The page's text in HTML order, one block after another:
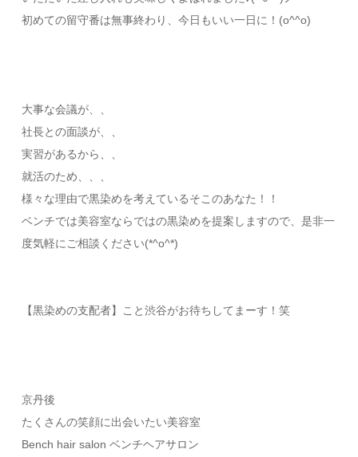
初めての留守番は無事終わり、今日もいい一日に！(o^^o)
大事な会議が、、
社長との面談が、、
実習があるから、、
就活のため、、、
様々な理由で黒染めを考えているそこのあなた！！
ベンチでは美容室ならではの黒染めを提案しますので、是非一
度気軽にご相談ください(*^o^*)
【黒染めの支配者】こと渋谷がお待ちしてまーす！笑
京丹後
たくさんの笑顔に出会いたい美容室
Bench hair salon ベンチヘアサロン